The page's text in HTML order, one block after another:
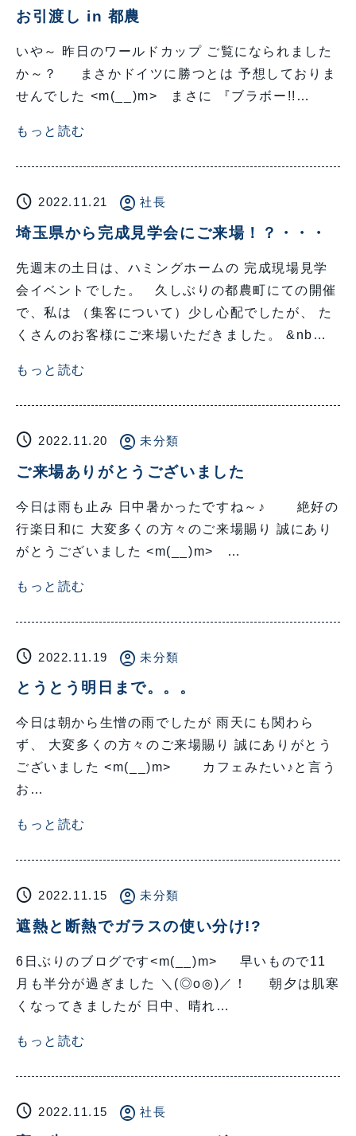
お引渡し in 都農
いや～ 昨日のワールドカップ ご覧になられました
か～？ まさかドイツに勝つとは 予想しておりま
せんでした <m(__)m> まさに 『ブラボー!!…
もっと読む
schedule 2022.11.21 account_circle 社長
埼玉県から完成見学会にご来場！？・・・
先週末の土日は、ハミングホームの 完成現場見学
会イベントでした。 久しぶりの都農町にての開催
で、私は （集客について）少し心配でしたが、 た
くさんのお客様にご来場いただきました。 &nb…
もっと読む
schedule 2022.11.20 account_circle 未分類
ご来場ありがとうございました
今日は雨も止み 日中暑かったですね～♪ 絶好の
行楽日和に 大変多くの方々のご来場賜り 誠にあり
がとうございました <m(__)m> …
もっと読む
schedule 2022.11.19 account_circle 未分類
とうとう明日まで。。。
今日は朝から生憎の雨でしたが 雨天にも関わら
ず、 大変多くの方々のご来場賜り 誠にありがとう
ございました <m(__)m> カフェみたい♪と言う
お…
もっと読む
schedule 2022.11.15 account_circle 未分類
遮熱と断熱でガラスの使い分け!?
6日ぶりのブログです<m(__)m> 早いもので11
月も半分が過ぎました ＼(◎o◎)／！ 朝夕は肌寒
くなってきましたが 日中、晴れ…
もっと読む
schedule 2022.11.15 account_circle 社長